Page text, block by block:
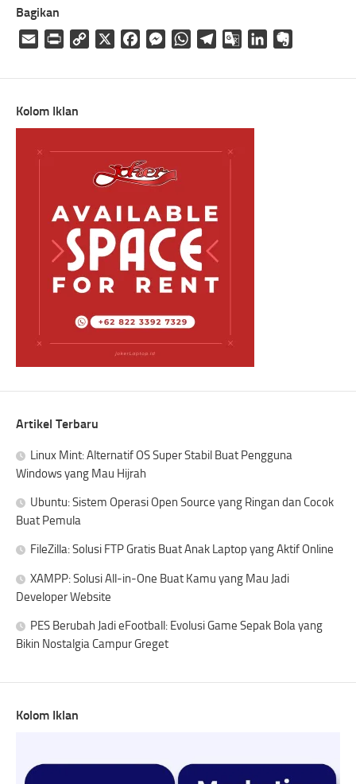
Bagikan
Email
Print
Copy
FacebookMessengerWhatsAppTelegramGoogleLinkedIn
Kolom Iklan
Artikel Terbaru
Linux Mint: Alternatif OS Super Stabil Buat Pengguna
Windows yang Mau Hijrah
Ubuntu: Sistem Operasi Open Source yang Ringan dan Cocok
Buat Pemula
FileZilla: Solusi FTP Gratis Buat Anak Laptop yang Aktif Online
XAMPP: Solusi All-in-One Buat Kamu yang Mau Jadi
Developer Website
PES Berubah Jadi eFootball: Evolusi Game Sepak Bola yang
Bikin Nostalgia Campur Greget
Kolom Iklan